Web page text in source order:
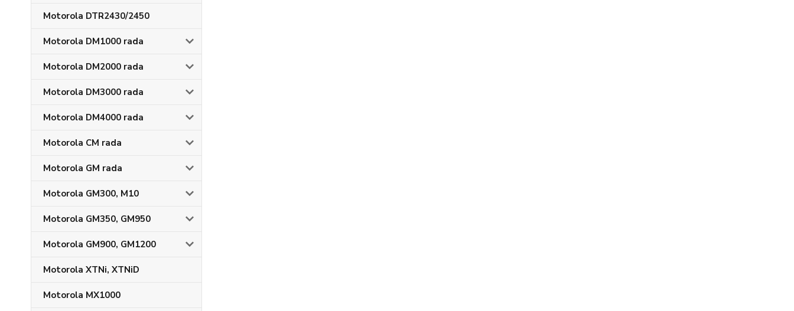
Motorola DTR2430/2450
Motorola DM1000 rada
Motorola DM2000 rada
Motorola DM3000 rada
Motorola DM4000 rada
Motorola CM rada
Motorola GM rada
Motorola GM300, M10
Motorola GM350, GM950
Motorola GM900, GM1200
Motorola XTNi, XTNiD
Motorola MX1000